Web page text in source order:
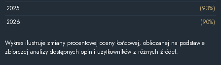
2025
(93%)
2026
(90%)
Wykres ilustruje zmiany procentowej oceny końcowej, obliczanej na podstawie
zbiorczej analizy dostępnych opinii użytkowników z różnych źródeł.